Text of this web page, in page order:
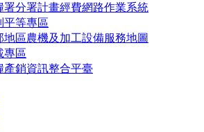
署分署計畫經費網路作業系統
平等專區
地區農機及加工設備服務地圖
專區
產銷資訊整合平臺